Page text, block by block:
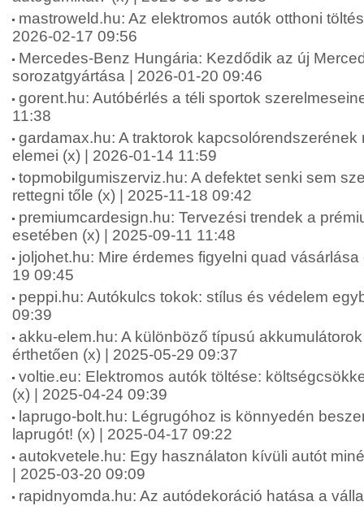
mastroweld.hu: Az elektromos autók otthoni
2026-02-17 09:56
Mercedes-Benz Hungária: Kezdődik az új
sorozatgyártása | 2026-01-20 09:46
gorent.hu: Autóbérlés a téli sportok
11:38
gardamax.hu: A traktorok kapcsolórendszerének
elemei (x) | 2026-01-14 11:59
topmobilgumiszerviz.hu: A defektet senki sem
rettegni tőle (x) | 2025-11-18 09:42
premiumcardesign.hu: Tervezési trendek a
esetében (x) | 2025-09-11 11:48
joljohet.hu: Mire érdemes figyelni quad
19 09:45
peppi.hu: Autókulcs tokok: stílus és védelem
09:39
akku-elem.hu: A különböző típusú
érthetően (x) | 2025-05-29 09:37
voltie.eu: Elektromos autók töltése:
(x) | 2025-04-24 09:39
laprugo-bolt.hu: Légrugóhoz is könnyedén
laprugót! (x) | 2025-04-17 09:22
autokvetele.hu: Egy használaton kívüli autót
| 2025-03-20 09:09
rapidnyomda.hu: Az autódekoráció hatása a